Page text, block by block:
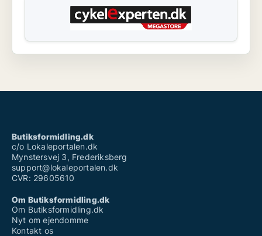
Butiksformidling.dk
c/o Lokaleportalen.dk
Mynstersvej 3, Frederiksberg
support@lokaleportalen.dk
CVR: 29605610
Om Butiksformidling.dk
Om Butiksformidling.dk
Nyt om ejendomme
Kontakt os